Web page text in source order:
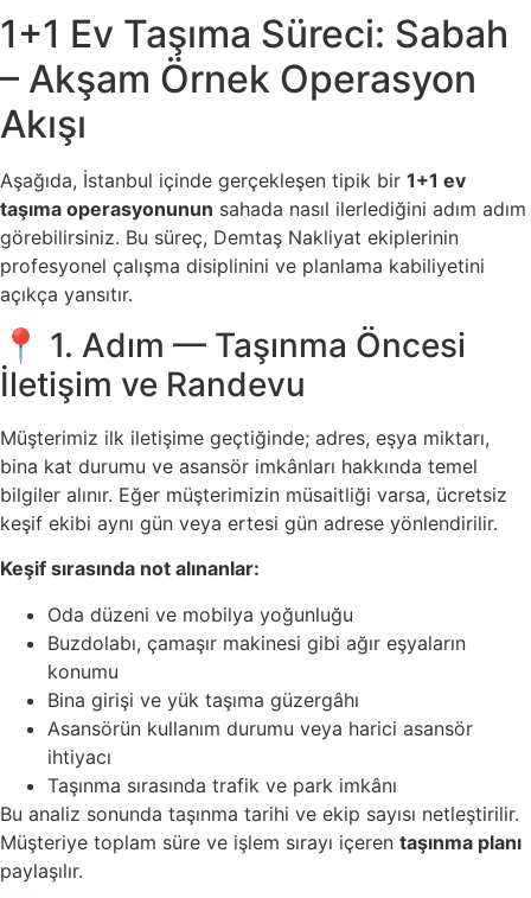
1+1 Ev Taşıma Süreci: Sabah
– Akşam Örnek Operasyon
Akışı
Aşağıda, İstanbul içinde gerçekleşen tipik bir 1+1 ev
taşıma operasyonunun sahada nasıl ilerlediğini adım adım
görebilirsiniz. Bu süreç, Demtaş Nakliyat ekiplerinin
profesyonel çalışma disiplinini ve planlama kabiliyetini
açıkça yansıtır.
📍 1. Adım — Taşınma Öncesi
İletişim ve Randevu
Müşterimiz ilk iletişime geçtiğinde; adres, eşya miktarı,
bina kat durumu ve asansör imkânları hakkında temel
bilgiler alınır. Eğer müşterimizin müsaitliği varsa, ücretsiz
keşif ekibi aynı gün veya ertesi gün adrese yönlendirilir.
Keşif sırasında not alınanlar:
Oda düzeni ve mobilya yoğunluğu
Buzdolabı, çamaşır makinesi gibi ağır eşyaların
konumu
Bina girişi ve yük taşıma güzergâhı
Asansörün kullanım durumu veya harici asansör
ihtiyacı
Taşınma sırasında trafik ve park imkânı
Bu analiz sonunda taşınma tarihi ve ekip sayısı netleştirilir.
Müşteriye toplam süre ve işlem sırayı içeren taşınma planı
paylaşılır.